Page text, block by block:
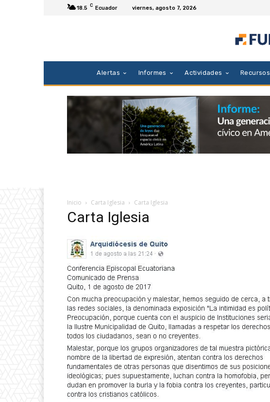
18.5 C Ecuador viernes, agosto 7, 2026
Alertas Informes Actividades Recursos
Inicio Carta Iglesia Carta Iglesia
Carta Iglesia